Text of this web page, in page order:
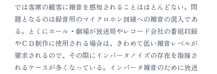
では客席の観客に雑音を感知されることはほとんどない。問
題となるのは録音用のマイクロホン回線への雑音の混入であ
る。とくにホール・劇場が放送局やレコード会社の番組収録
やＣＤ制作に使用される場合は、きわめて低い雑音レベルが
要求されるので、その際にインバータノイズの存在を指摘さ
れるケースが多くなっている。インバータ雑音のために放送